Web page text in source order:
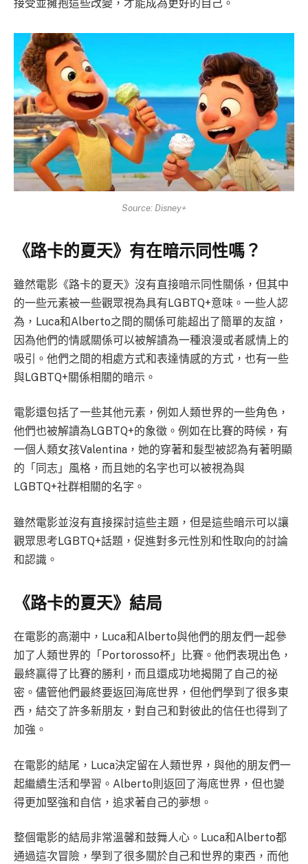
接受並擁抱這些改變，才能成為更好的自己。
Source: Disney+
《路卡的夏天》有在暗示同性嗎？
雖然電影《路卡的夏天》沒有直接暗示同性關係，但其中
的一些元素被一些觀眾視為具有LGBTQ+意味。一些人認
為，Luca和Alberto之間的關係可能超出了簡單的友誼，
因為他們的情感關係可以被解讀為一種浪漫或者感情上的
吸引。他們之間的相處方式和表達情感的方式，也有一些
與LGBTQ+關係相關的暗示。
電影還包括了一些其他元素，例如人類世界的一些角色，
他們也被解讀為LGBTQ+的象徵。例如在比賽的時候，有
一個人類女孩Valentina，她的穿著和髮型被認為有著明顯
的「同志」風格，而且她的名字也可以被視為與
LGBTQ+社群相關的名字。
雖然電影並沒有直接探討這些主題，但是這些暗示可以讓
觀眾思考LGBTQ+話題，促進對多元性別和性取向的討論
和認識。
《路卡的夏天》結局
在電影的高潮中，Luca和Alberto與他們的朋友們一起參
加了人類世界的「Portorosso杯」比賽。他們表現出色，
最終贏得了比賽的勝利，而且還成功地揭開了自己的祕
密。儘管他們最終要返回海底世界，但他們學到了很多東
西，結交了許多新朋友，對自己和對彼此的信任也得到了
加強。
在電影的結尾，Luca決定留在人類世界，與他的朋友們一
起繼續生活和學習。Alberto則返回了海底世界，但也變
得更加堅強和自信，追求著自己的夢想。
整個電影的結局非常溫馨和鼓舞人心。Luca和Alberto都
通過這次冒險，學到了很多關於自己和世界的東西，而他